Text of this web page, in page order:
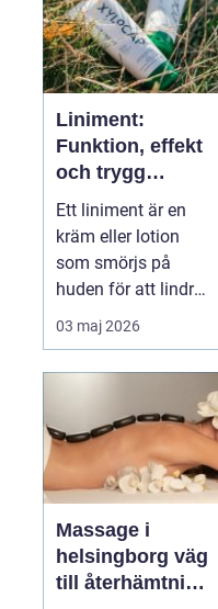
Liniment:
Funktion, effekt
och trygg
användning
Ett liniment är en
kräm eller lotion
som smörjs på
huden för att lindra
03 maj 2026
Massage i
helsingborg väg
till återhämtning